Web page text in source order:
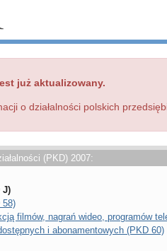
już aktualizowany.
o działalności polskich
(PKD) 2007:
J)
58)
filmów, nagrań wideo, programów
i abonamentowych (PKD 60)